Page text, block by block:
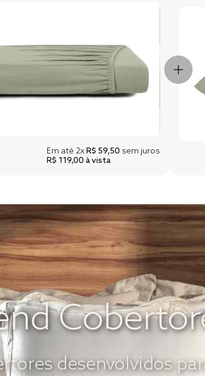
Em até 2xR$ 59,50 sem juros
R$ 119,00 à vista
desenvolvidos